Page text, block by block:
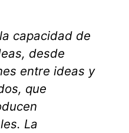
capacidad de
desde
entre ideas y
que
La